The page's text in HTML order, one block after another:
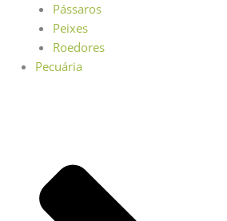
Pássaros
Peixes
Roedores
Pecuária